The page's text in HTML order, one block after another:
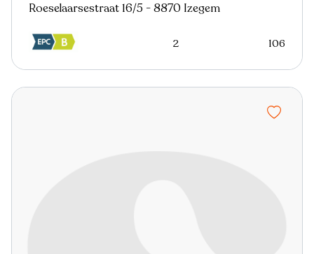
Roeselaarsestraat 16/5 - 8870 Izegem
2 106